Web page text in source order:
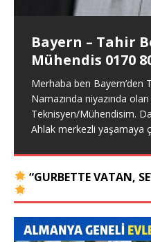
Bayern – Tahir
Mühendis 0170
Merhaba ben Bayern’den
Namazında niyazında
Teknisyen/Mühendisim.
Ahlak merkezli yaşamaya
Merhaba ben Erdal 52
her yer olur. Lütfen ciddi
kursun. +49 172 […]
Merhaba ben Mikail 33
Memur olarak görev
Ahlaki değerlere önem[…]
Spor hocasıyım. Alkol ve
“GURBETTE VATAN,